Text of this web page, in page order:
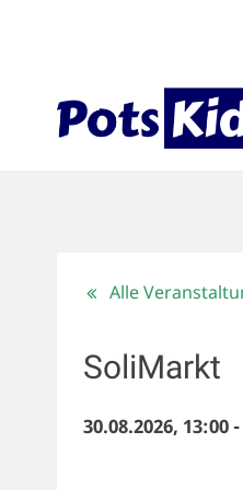
Alle
SoliMarkt
30.08.2026, 13:00-
ThemenAktuelles